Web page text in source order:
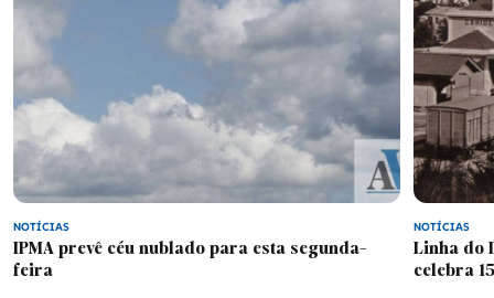
Europa
Classificados
Falecimentos
253700690 / geral@scmfafe.pt
A SCMFafe reserva-se no direito de não proceder à
venda dos imóveis no caso de não considerar
vantajosa nenhuma das propostas apresentadas.
NOTÍCIAS
IPMA prevê céu nublado para esta segunda-
feira
NOTÍCIAS
Linha do
celebra